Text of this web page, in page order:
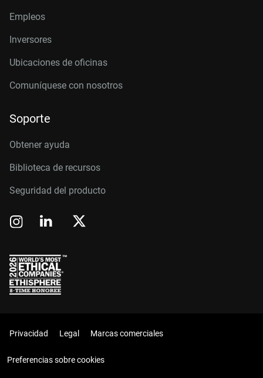
Empleos
Inversores
Ubicaciones de oficinas
Comuníquese con nosotros
Soporte
Obtener ayuda
Biblioteca de recursos
Seguridad del producto
Privacidad Legal Marcas comerciales
Preferencias sobre cookies